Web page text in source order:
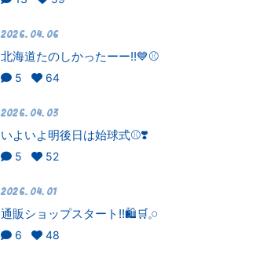
2026.04.06
北海道たのしかったーー!!💙⚾️
5 64
2026.04.03
いよいよ明後日は始球式⚾️❣️
5 52
2026.04.01
通販ショップスタート!!🛍🛒𓈒𓏸
6 48